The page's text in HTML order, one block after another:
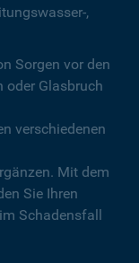
,
Sorgen vor den
oder Glasbruch
verschiedenen
Mit dem
Sie Ihren
Schadensfall